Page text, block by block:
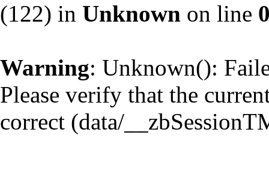
(122) in Unknown on line
Warning: Unknown():
Please verify that the
correct (data/